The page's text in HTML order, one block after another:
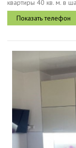
квартиры 40 кв. м. в
школа
площадка...